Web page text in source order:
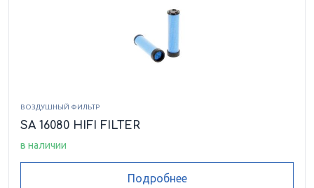
ВОЗДУШНЫЙ ФИЛЬТР
SA 16080 HIFI FILTER
в наличии
Подробнее